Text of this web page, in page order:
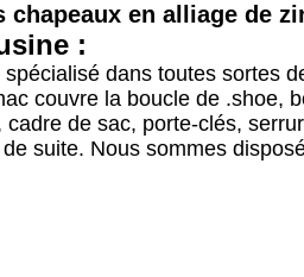
chapeaux en alliage de
:
dans toutes sortes
couvre la boucle de .shoe,
de sac, porte-clés,
suite. Nous sommes